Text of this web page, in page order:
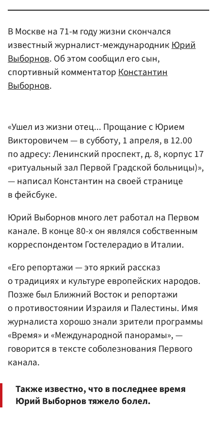
В Москве на 71-м году жизни скончался
известный журналист-международник Юрий
Выборнов. Об этом сообщил его сын,
спортивный комментатор Константин
Выборнов.
«Ушел из жизни отец... Прощание с Юрием
Викторовичем — в субботу, 1 апреля, в 12.00
по адресу: Ленинский проспект, д. 8, корпус 17
«ритуальный зал Первой Градской больницы)»,
— написал Константин на своей странице
в фейсбуке.
Юрий Выборнов много лет работал на Первом
канале. В конце 80-х он являлся собственным
корреспондентом Гостелерадио в Италии.
«Его репортажи — это яркий рассказ
о традициях и культуре европейских народов.
Позже был Ближний Восток и репортажи
о противостоянии Израиля и Палестины. Имя
журналиста хорошо знали зрители программы
«Время» и «Международной панорамы», —
говорится в тексте соболезнования Первого
канала.
Также известно, что в последнее время
Юрий Выборнов тяжело болел.